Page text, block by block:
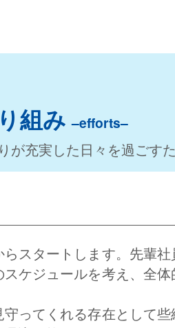
・ REC
組み –efforts–
が充実した日々を過ごす
スタートします。先輩社
ケジュールを考え、全体
ってくれる存在として些